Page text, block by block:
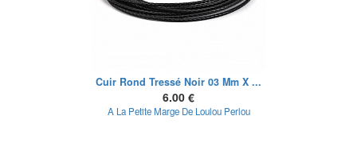
Cuir Rond Tressé Noir 03 Mm X ...
6.00 €
A La Petite Marge De Loulou Perlou